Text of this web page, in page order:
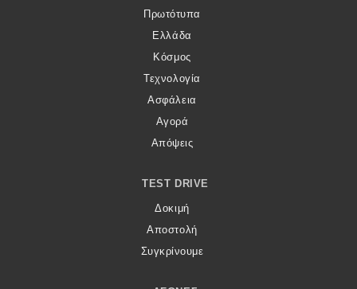
Πρωτότυπα
Ελλάδα
Κόσμος
Τεχνολογία
Ασφάλεια
Αγορά
Απόψεις
TEST DRIVE
Δοκιμή
Αποστολή
Συγκρίνουμε